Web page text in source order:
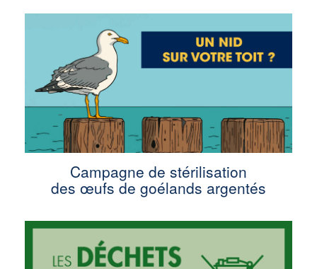
Campagne de stérilisation
des œufs de goélands argentés